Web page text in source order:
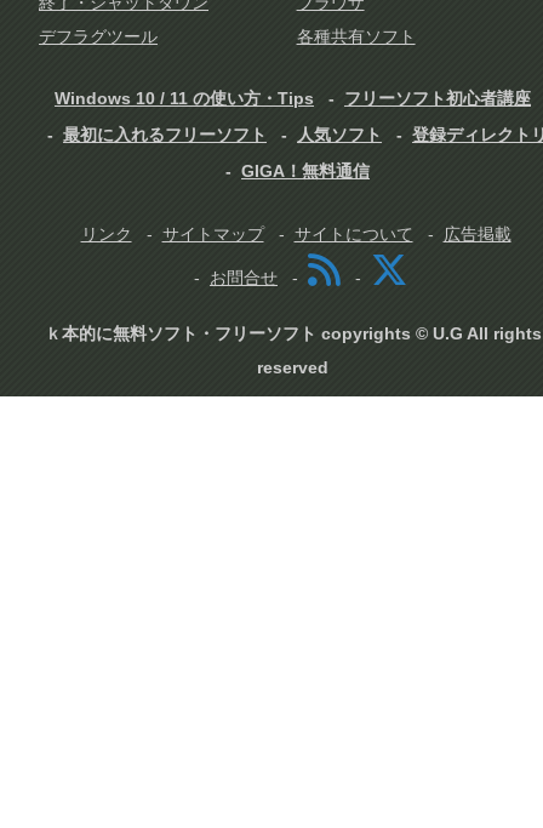
デフラグツール
各種共有ソフト
Windows 10 / 11 の使い方・Tips
フリーソフト初心者講座
最初に入れるフリーソフト
人気ソフト
登録ディレクト
GIGA！無料通信
リンク サイトマップ サイトについて 広告掲載
お問合せ
ｋ本的に無料ソフト・フリーソフト copyrights © U.G All rights
reserved